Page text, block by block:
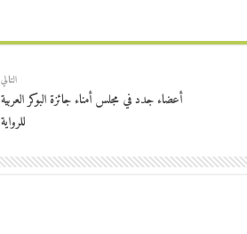
التالي
أعضاء جدد في مجلس أمناء جائزة البوكر العربية
للرواية